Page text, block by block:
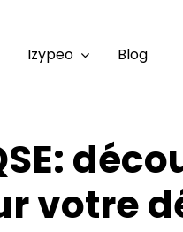
Izypeo Blog
votre